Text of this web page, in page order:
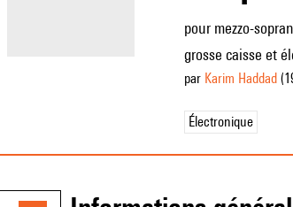
pour mezzo-
grosse caisse et
par Karim Haddad
Électronique